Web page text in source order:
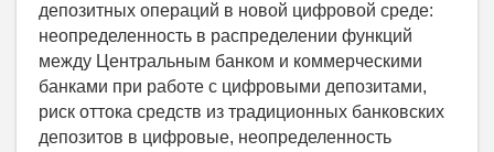
депозитных операций в новой цифровой среде:
неопределенность в распределении функций
между Центральным банком и коммерческими
банками при работе с цифровыми депозитами,
риск оттока средств из традиционных банковских
депозитов в цифровые, неопределенность